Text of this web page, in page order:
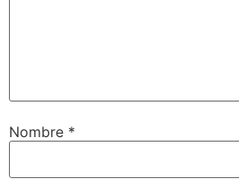
Nombre *